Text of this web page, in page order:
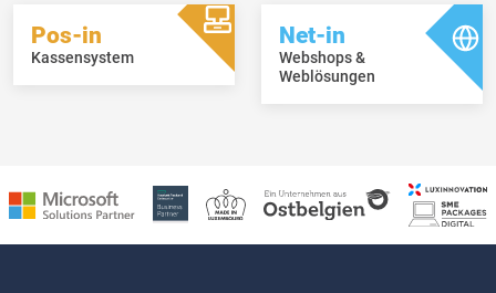
Pos-in
Kassensystem
Net-in
Webshops &
Weblösungen